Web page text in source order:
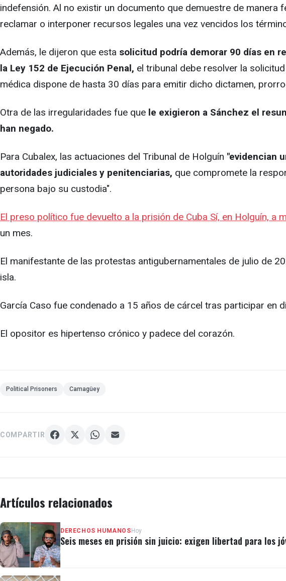
indefensión. Al no existir un documento que demuestre de
reclamar o interponer recursos legales una vez vencidos los
Además, le dijeron que esta solicitud podría demorar 90 días en
la Ley 152 de Ejecución Penal, el tribunal debe resolver la
médica dispone de hasta 30 días para emitir dicho dictamen,
Otra de las irregularidades fue que le exigieron a Sánchez el
han negado.
Para Cubalex, las actuaciones del Tribunal de Holguín "evidencian
autoridades judiciales y penitenciarias, que compromete la
persona bajo su custodia".
El preso político fue devuelto a la prisión de Cuba Sí, en Holguín, a
un mes.
El manifestante de las protestas antigubernamentales de julio de
isla.
García Caso fue condenado a 15 años de cárcel tras participar en
El opositor es hipertenso crónico y padece del corazón.
Political Prisoners Camagüey
COMPARTIR
Artículos relacionados
DERECHOS HUMANOS Hoy
Seis meses en prisión sin juicio: exigen libertad para los